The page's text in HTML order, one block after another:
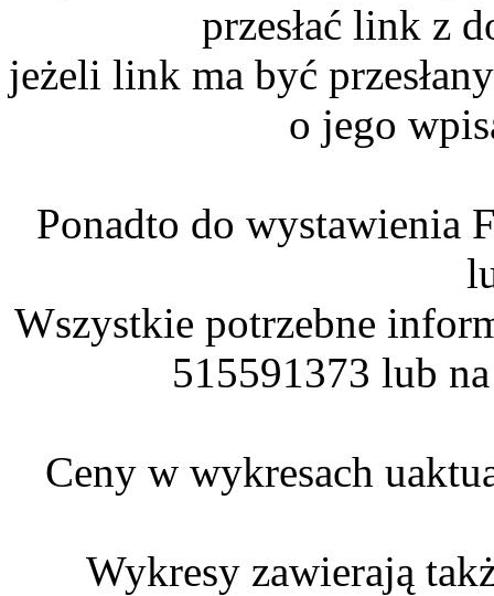
przesłać link z
jeżeli link ma być
o jego
Ponadto do wystawienia
Wszystkie potrzebne
515591373 lub
Ceny w wykresach
Wykresy zawierają